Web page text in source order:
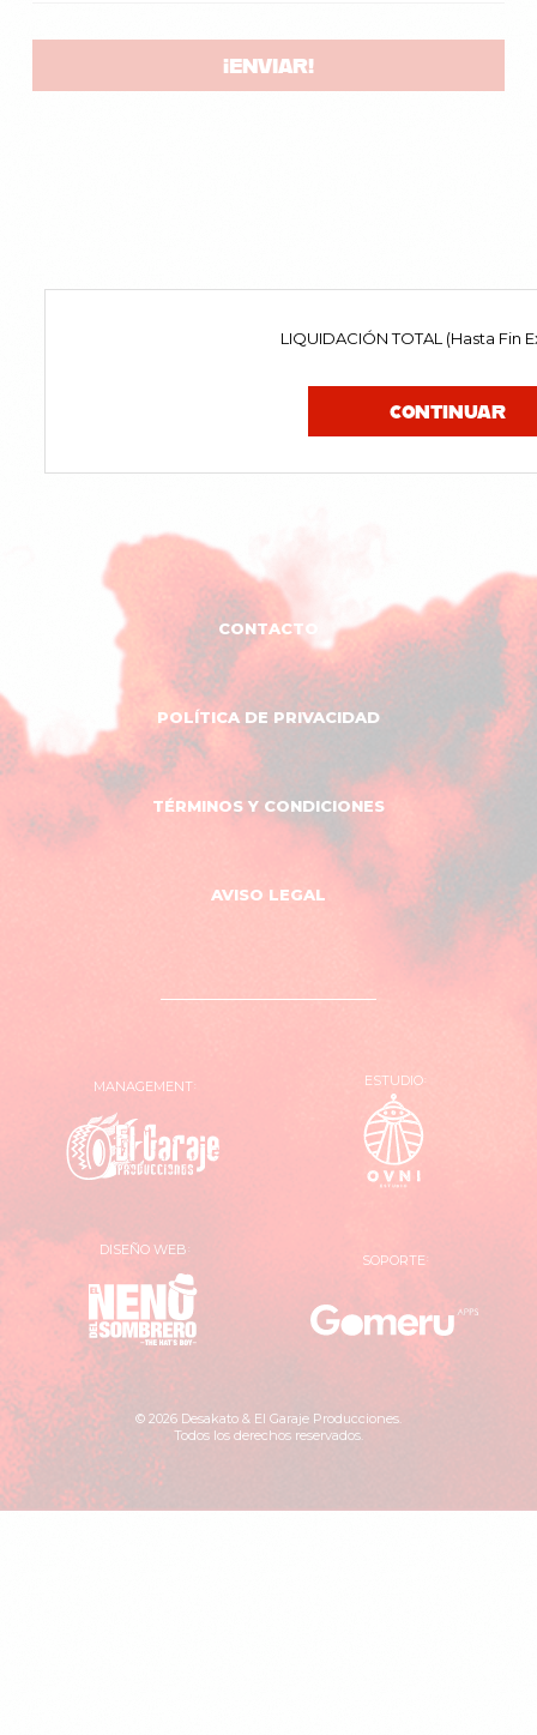
LIQUIDACIÓN TOTAL (Hasta Fin
CONTINUAR
CONTACTO
POLÍTICA DE PRIVACIDAD
TÉRMINOS Y CONDICIONES
AVISO LEGAL
MANAGEMENT ESTUDIO
DISEÑO WEB
Neno
del
Sombrero
SOPORTE
Apps
© 2026 Desakato & El Garaje Producciones.
Todos los derechos reservados.